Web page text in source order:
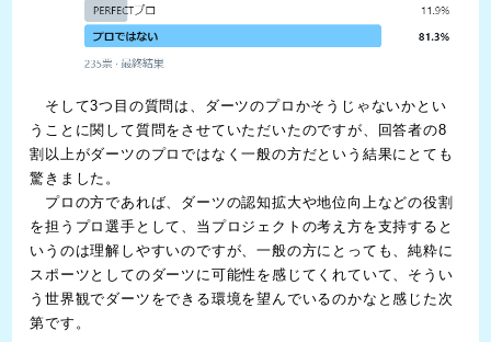
そして3つ目の質問は、ダーツのプロかそうじゃないかとい
うことに関して質問をさせていただいたのですが、回答者の8
割以上がダーツのプロではなく一般の方だという結果にとても
驚きました。
プロの方であれば、ダーツの認知拡大や地位向上などの役割
を担うプロ選手として、当プロジェクトの考え方を支持すると
いうのは理解しやすいのですが、一般の方にとっても、純粋に
スポーツとしてのダーツに可能性を感じてくれていて、そうい
う世界観でダーツをできる環境を望んでいるのかなと感じた次
第です。